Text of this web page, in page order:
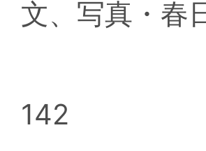
文、写真・春
142